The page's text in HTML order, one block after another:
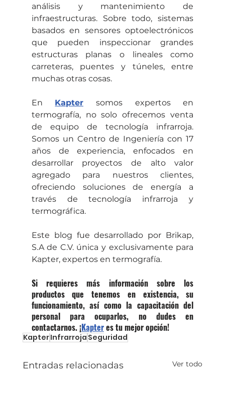
análisis y mantenimiento de
infraestructuras. Sobre todo, sistemas
basados en sensores optoelectrónicos
que pueden inspeccionar grandes
estructuras planas o lineales como
carreteras, puentes y túneles, entre
muchas otras cosas.
En Kapter somos expertos en
termografía, no solo ofrecemos venta
de equipo de tecnología infrarroja.
Somos un Centro de Ingeniería con 17
años de experiencia, enfocados en
desarrollar proyectos de alto valor
agregado para nuestros clientes,
ofreciendo soluciones de energía a
través de tecnología infrarroja y
termográfica.
Este blog fue desarrollado por Brikap,
S.A de C.V. única y exclusivamente para
Kapter, expertos en termografía.
Si requieres más información sobre los
productos que tenemos en existencia, su
funcionamiento, así como la capacitación del
personal para ocuparlos, no dudes en
contactarnos. ¡Kapter es tu mejor opción!
KapterInfrarroja Seguridad
Entradas relacionadas Ver todo